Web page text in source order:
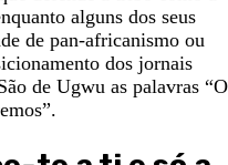
alguns dos seus
de pan-africanismo ou
dos jornais
de Ugwu as palavras “O